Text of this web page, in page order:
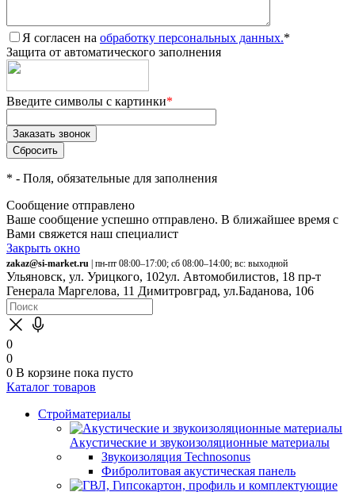
Я согласен на обработку персональных данных.*
Защита от автоматического заполнения
Введите символы с картинки*
* - Поля, обязательные для заполнения
Сообщение отправлено
Ваше сообщение успешно отправлено. В ближайшее время с
Вами свяжется наш специалист
Закрыть окно
zakaz@si-market.ru | пн-пт 08:00–17:00; сб 08:00–14:00; вс: выходной
Ульяновск, ул. Урицкого, 102ул. Автомобилистов, 18 пр-т
Генерала Маргелова, 11 Димитровград, ул.Баданова, 106
0
0
0 В корзине пока пусто
Каталог товаров
Стройматериалы
Акустические и звукоизоляционные материалы
Звукоизоляция Technosonus
Фибролитовая акустическая панель